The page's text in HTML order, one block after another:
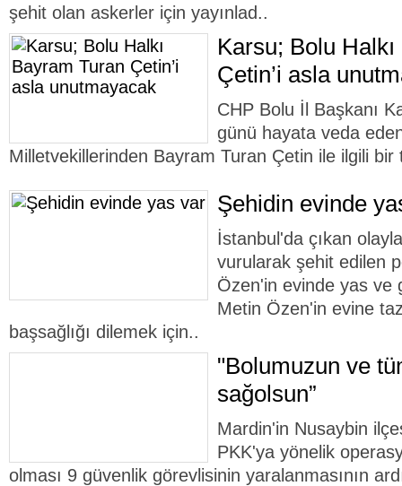
şehit olan askerler için yayınlad..
Karsu; Bolu
Çetin’i asla
CHP Bolu İl Başkanı
günü hayata veda
Milletvekillerinden Bayram Turan Çetin ile ilgili bir
Şehidin evinde
İstanbul'da çıkan
vurularak şehit edilen
Özen'in evinde yas ve
Metin Özen'in evine
başsağlığı dilemek için..
"Bolumuzun ve
sağolsun”
Mardin'in Nusaybin
PKK'ya yönelik
olması 9 güvenlik görevlisinin yaralanmasının